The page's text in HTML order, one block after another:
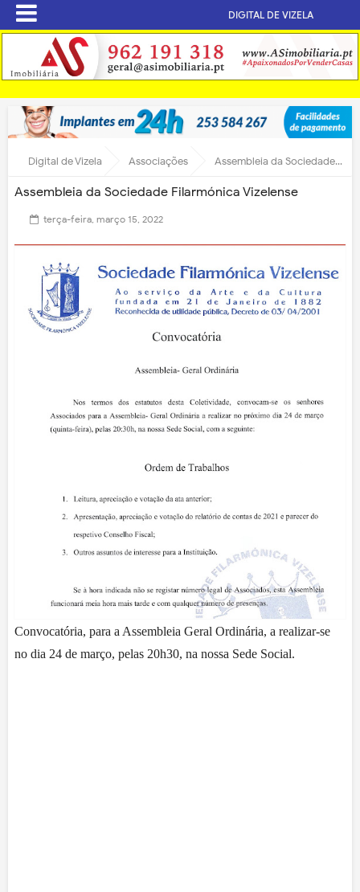
DIGITAL DE VIZELA
Digital de Vizela Associações Assembleia da Sociedade Filarmónica Vizelense
Assembleia da Sociedade Filarmónica Vizelense
terça-feira, março 15, 2022
Convocatória, para a Assembleia Geral Ordinária, a realizar-se
no dia 24 de março, pelas 20h30, na nossa Sede Social.